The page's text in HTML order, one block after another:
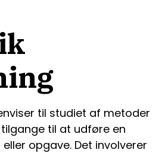
til studiet af metoder
til at udføre en
opgave. Det involverer